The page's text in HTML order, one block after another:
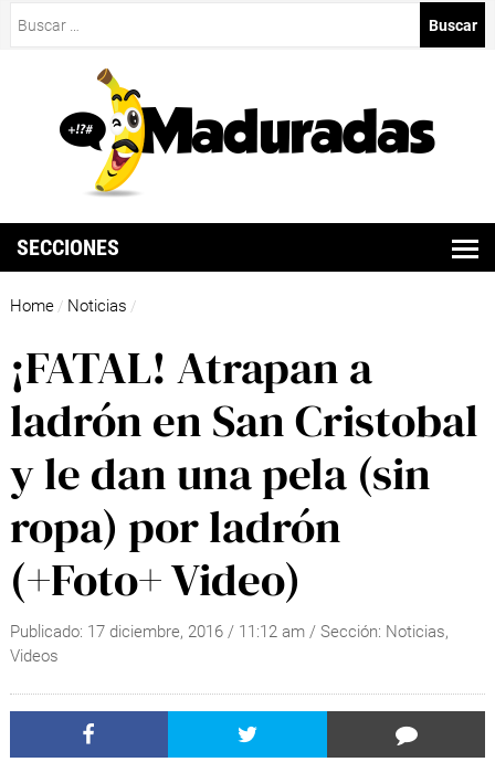
SECCIONES
Home / Noticias /
¡FATAL! Atrapan a
ladrón en San Cristobal
y le dan una pela (sin
ropa) por ladrón
(+Foto+ Video)
Publicado: 17 diciembre, 2016/ 11:12 am / Sección: Noticias,
Videos